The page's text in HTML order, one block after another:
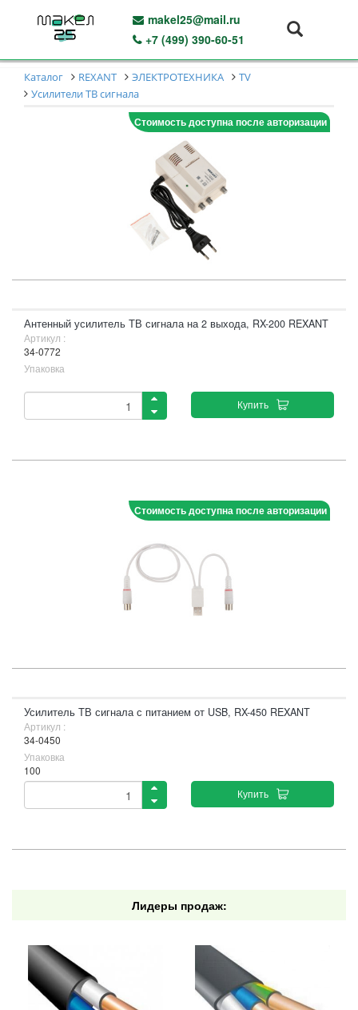
makel25@mail.ru
+7 (499) 390-60-51
Каталог REXANT ЭЛЕКТРОТЕХНИКА
TV
Усилители ТВ сигнала
Стоимость доступна после авторизации
Антенный усилитель ТВ сигнала на 2 выхода, RX-200 REXANT
Артикул :
34-0772
Упаковка
Купить
Стоимость доступна после авторизации
Усилитель ТВ сигнала с питанием от USB, RX-450 REXANT
Артикул :
34-0450
Упаковка
100
Купить
Лидеры продаж: